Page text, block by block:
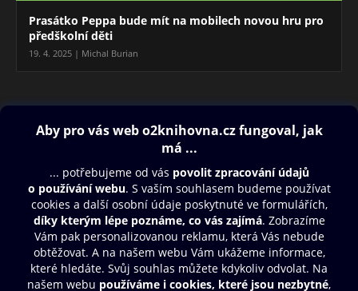
Prasátko Peppa bude mít na mobilech novou hru pro
předškolní děti
19. 4. 2025 | Michal Burian
Blog
Obsah ke stažení
Moje O2 Knihovna
Další zábava